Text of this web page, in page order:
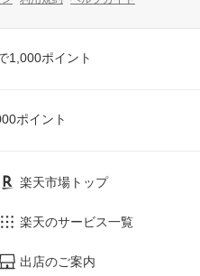
1,000ポイント
ポイント
楽天市場トップ
楽天のサービス一覧
出店のご案内